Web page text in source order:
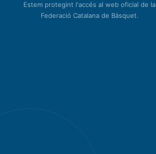
Estem protegint l'accés al web oficial de la
Federació Catalana de Bàsquet.